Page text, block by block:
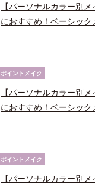
【パーソナルカラー別
におすすめ！ベーシック
ポイントメイク
【パーソナルカラー別
におすすめ！ベーシック
ポイントメイク
【パーソナルカラー別